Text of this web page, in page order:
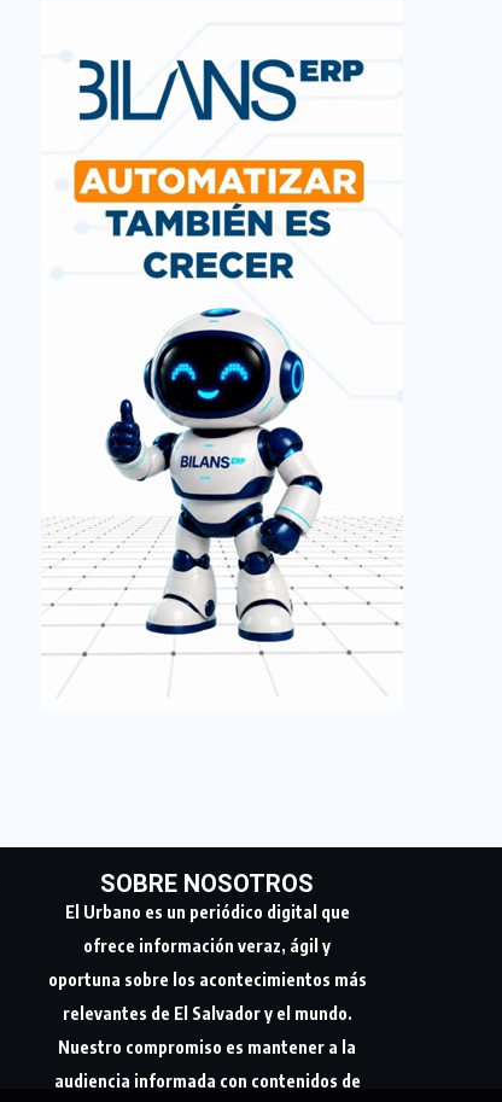
SOBRE NOSOTROS
El Urbano es un periódico digital que
ofrece información veraz, ágil y
oportuna sobre los acontecimientos más
relevantes de El Salvador y el mundo.
Nuestro compromiso es mantener a la
audiencia informada con contenidos de